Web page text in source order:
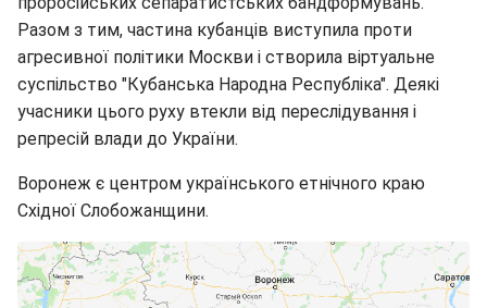
Разом з тим, частина кубанців виступила проти
агресивної політики Москви і створила віртуальне
суспільство "Кубанська Народна Республіка". Деякі
учасники цього руху втекли від переслідування і
репресій влади до України.
Воронеж є центром українського етнічного краю
Східної Слобожанщини.